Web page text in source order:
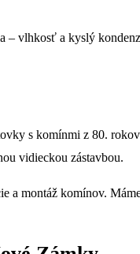
– vlhkosť a kyslý
s komínmi z 80.
vidieckou zástavbou.
a montáž komínov.